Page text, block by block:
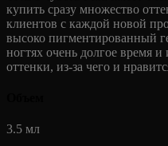
купить сразу множество
клиентов с каждой новой
высоко пигментированный
ногтях очень долгое время
оттенки, из-за чего и
3.5 мл